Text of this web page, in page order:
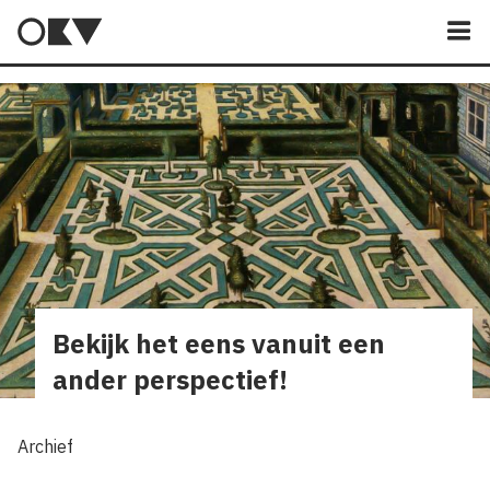
Bekijk het eens vanuit een
ander perspectief!
Archief